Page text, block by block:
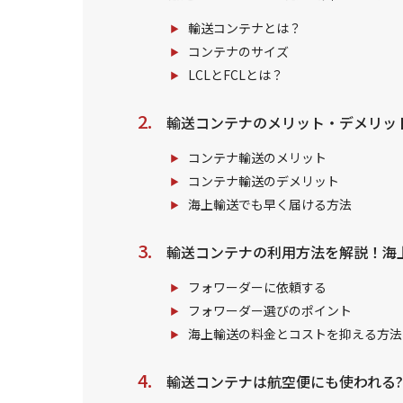
輸送コンテナとは？
コンテナのサイズ
LCLとFCLとは？
輸送コンテナのメリット・デメリ
コンテナ輸送のメリット
コンテナ輸送のデメリット
海上輸送でも早く届ける方法
輸送コンテナの利用方法を解説！
フォワーダーに依頼する
フォワーダー選びのポイント
海上輸送の料金とコストを抑える方法
輸送コンテナは航空便にも使われ